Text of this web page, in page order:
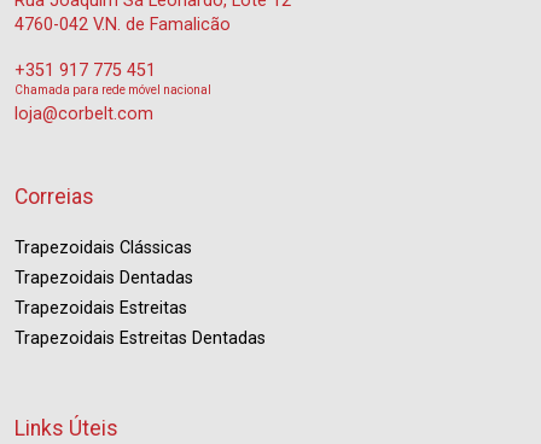
4760-042 V.N. de Famalicão
+351 917 775 451
Chamada para rede móvel nacional
loja@corbelt.com
Correias
Trapezoidais Clássicas
Trapezoidais Dentadas
Trapezoidais Estreitas
Trapezoidais Estreitas Dentadas
Links Úteis